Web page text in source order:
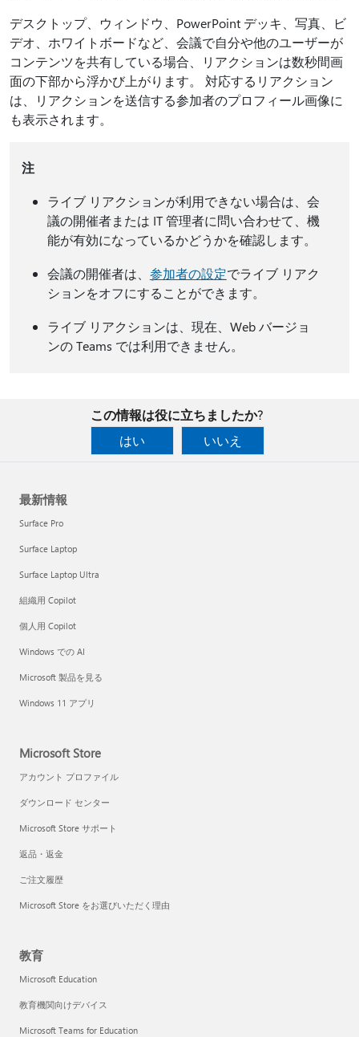
デスクトップ、ウィンドウ、PowerPoint デッキ、写真、ビ
デオ、ホワイトボードなど、会議で自分や他のユーザーが
コンテンツを共有している場合、リアクションは数秒間画
面の下部から浮かび上がります。 対応するリアクション
は、リアクションを送信する参加者のプロフィール画像に
も表示されます。
注
ライブ リアクションが利用できない場合は、会
議の開催者または IT 管理者に問い合わせて、機
能が有効になっているかどうかを確認します。
会議の開催者は、 参加者の設定でライブ リアク
ションをオフにすることができます。
ライブ リアクションは、現在、Web バージョ
ンの Teams では利用できません。
この情報は役に立ちましたか?
はい
いいえ
最新情報
Surface Pro
Surface Laptop
Surface Laptop Ultra
組織用 Copilot
個人用 Copilot
Windows での AI
Microsoft 製品を見る
Windows 11 アプリ
Microsoft Store
アカウント プロファイル
ダウンロード センター
Microsoft Store サポート
返品・返金
ご注文履歴
Microsoft Store をお選びいただく理由
教育
Microsoft Education
教育機関向けデバイス
Microsoft Teams for Education